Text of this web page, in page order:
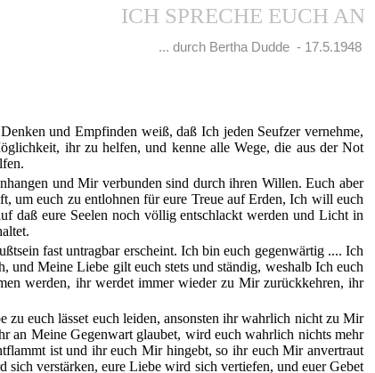
ICH SPRECHE EUCH AN
... durch Bertha Dudde - 17.5.1948
und Empfinden weiß, daß Ich jeden Seufzer vernehme,
ihr zu helfen, und kenne alle Wege, die aus der Not
und Mir verbunden sind durch ihren Willen. Euch aber
euch zu entlohnen für eure Treue auf Erden, Ich will euch
daß eure Seelen noch völlig entschlackt werden und Licht in
fast untragbar erscheint. Ich bin euch gegenwärtig .... Ich
und Meine Liebe gilt euch stets und ständig, weshalb Ich euch
werden, ihr werdet immer wieder zu Mir zurückkehren, ihr
euch lässet euch leiden, ansonsten ihr wahrlich nicht zu Mir
an Meine Gegenwart glaubet, wird euch wahrlich nichts mehr
ist und ihr euch Mir hingebt, so ihr euch Mir anvertraut
verstärken, eure Liebe wird sich vertiefen, und euer Gebet